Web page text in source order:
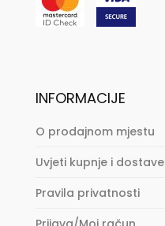
INFORMACIJE
O prodajnom mjestu
Uvjeti kupnje i dostave
Pravila privatnosti